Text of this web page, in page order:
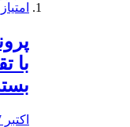
با
اکتبر 17, 2019